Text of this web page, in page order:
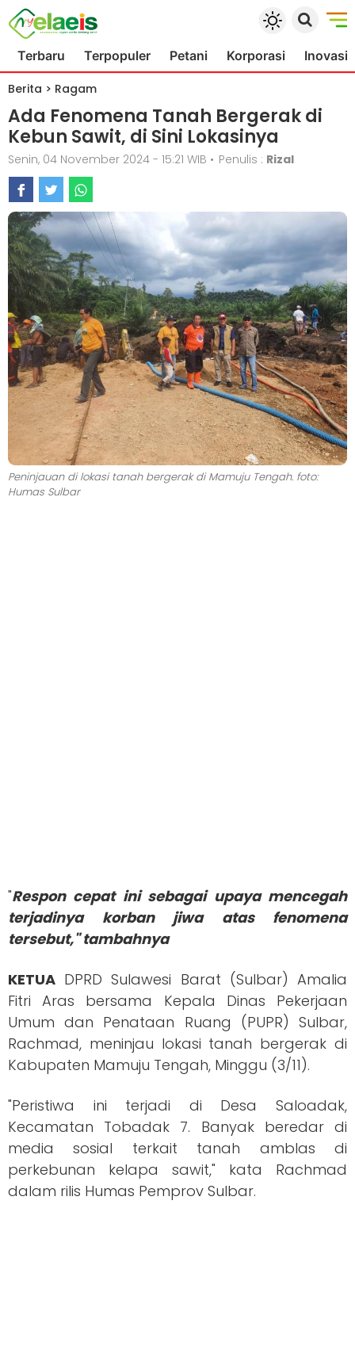
Terbaru Terpopuler Petani Korporasi Inovasi
Berita > Ragam
Ada Fenomena Tanah Bergerak di
Kebun Sawit, di Sini Lokasinya
Senin, 04 November 2024 - 15:21 WIB • Penulis : Rizal
Peninjauan di lokasi tanah bergerak di Mamuju Tengah. foto:
Humas Sulbar
"Respon cepat ini sebagai upaya mencegah
terjadinya korban jiwa atas fenomena
tersebut," tambahnya
KETUA DPRD Sulawesi Barat (Sulbar) Amalia
Fitri Aras bersama Kepala Dinas Pekerjaan
Umum dan Penataan Ruang (PUPR) Sulbar,
Rachmad, meninjau lokasi tanah bergerak di
Kabupaten Mamuju Tengah, Minggu (3/11).
"Peristiwa ini terjadi di Desa Saloadak,
Kecamatan Tobadak 7. Banyak beredar di
media sosial terkait tanah amblas di
perkebunan kelapa sawit," kata Rachmad
dalam rilis Humas Pemprov Sulbar.